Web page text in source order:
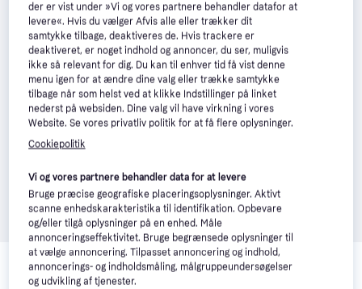
Relaterede produkter
Se vores forslag til andre produkter, der matcher dine
der er vist under »Vi og vores partnere behandler datafor at
levere«. Hvis du vælger Afvis alle eller trækker dit
samtykke tilbage, deaktiveres de. Hvis trackere er
deaktiveret, er noget indhold og annoncer, du ser, muligvis
ikke så relevant for dig. Du kan til enhver tid få vist denne
menu igen for at ændre dine valg eller trække samtykke
tilbage når som helst ved at klikke Indstillinger på linket
nederst på websiden. Dine valg vil have virkning i vores
Website. Se vores privatliv politik for at få flere oplysninger.
Cookiepolitik
Vi og vores partnere behandler data for at levere
Bruge præcise geografiske placeringsoplysninger. Aktivt
scanne enhedskarakteristika til identifikation. Opbevare
og/eller tilgå oplysninger på en enhed. Måle
annonceringseffektivitet. Bruge begrænsede oplysninger til
at vælge annoncering. Tilpasset annoncering og indhold,
annoncerings- og indholdsmåling, målgruppeundersøgelser
og udvikling af tjenester.